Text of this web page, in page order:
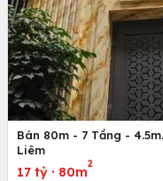
Bán 80m - 7 Tầng -
Liêm
17 tỷ · 80m
2